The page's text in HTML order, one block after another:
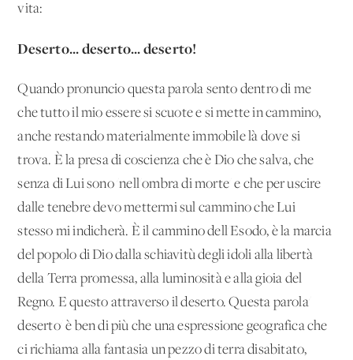
vita:
Deserto... deserto... deserto!
Quando pronuncio questa parola sento dentro di me
che tutto il mio essere si scuote e si mette in cammino,
anche restando materialmente immobile là dove si
trova. È la presa di coscienza che è Dio che salva, che
senza di Lui sono 'nell'ombra di morte' e che per uscire
dalle tenebre devo mettermi sul cammino che Lui
stesso mi indicherà. È il cammino dell'Esodo, è la marcia
del popolo di Dio dalla schiavitù degli idoli alla libertà
della Terra promessa, alla luminosità e alla gioia del
Regno. E questo attraverso il deserto. Questa parola'
deserto' è ben di più che una espressione geografica che
ci richiama alla fantasia un pezzo di terra disabitato,